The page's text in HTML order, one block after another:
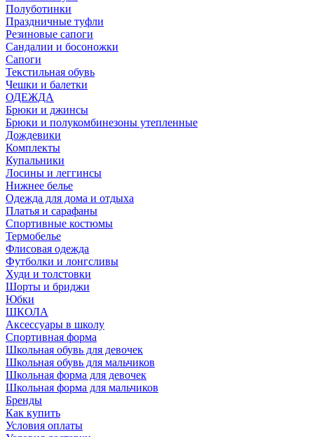
Полуботинки
Праздничные туфли
Резиновые сапоги
Сандалии и босоножки
Сапоги
Текстильная обувь
Чешки и балетки
ОДЕЖДА
Брюки и джинсы
Брюки и полукомбинезоны утепленные
Дождевики
Комплекты
Купальники
Лосины и леггинсы
Нижнее белье
Одежда для дома и отдыха
Платья и сарафаны
Спортивные костюмы
Термобелье
Флисовая одежда
Футболки и лонгсливы
Худи и толстовки
Шорты и бриджи
Юбки
ШКОЛА
Аксессуары в школу
Спортивная форма
Школьная обувь для девочек
Школьная обувь для мальчиков
Школьная форма для девочек
Школьная форма для мальчиков
Бренды
Как купить
Условия оплаты